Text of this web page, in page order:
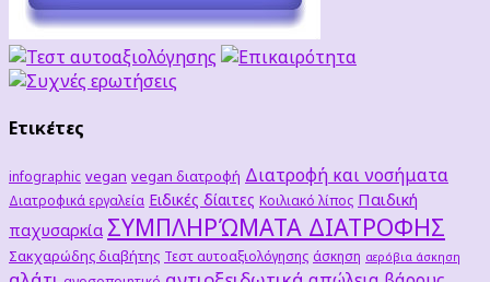
Ετικέτες
infographic vegan vegan διατροφή Διατροφή και νοσήματα
Διατροφικά εργαλεία Ειδικές δίαιτες Κοιλιακό λίπος Παιδική
παχυσαρκία ΣΥΜΠΛΗΡΏΜΑΤΑ ΔΙΑΤΡΟΦΗΣ
Σακχαρώδης διαβήτης Τεστ αυτοαξιολόγησης άσκηση αερόβια άσκηση